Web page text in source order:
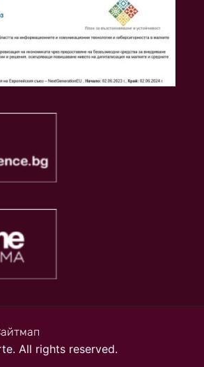
All rights reserved.